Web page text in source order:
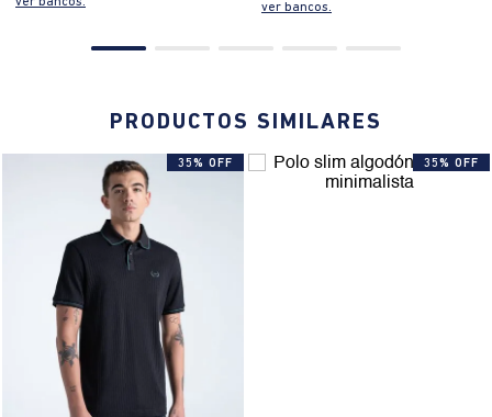
ver bancos.
PRODUCTOS SIMILARES
35% OFF 35% OFF